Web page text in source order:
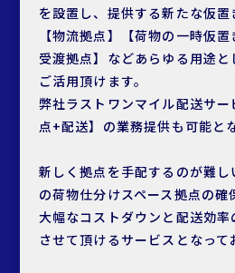
を設置し、提供する新たな仮置
【物流拠点】【荷物の一時仮
受渡拠点】などあらゆる用途と
ご活用頂けます。
弊社ラストワンマイル配送サ
点+配送】の業務提供も可能と
新しく拠点を手配するのが難
の荷物仕分けスペース拠点の確
大幅なコストダウンと配送効
させて頂けるサービスとなって